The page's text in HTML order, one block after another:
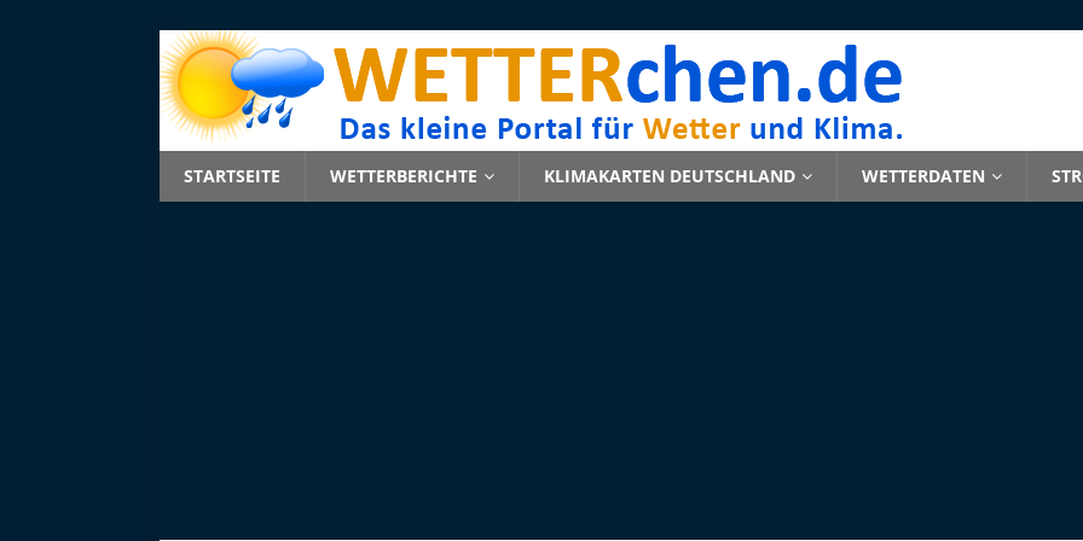
STARTSEITE WETTERBERICHTE KLIMAKARTEN DEUTSCHLAND WETTERDATEN